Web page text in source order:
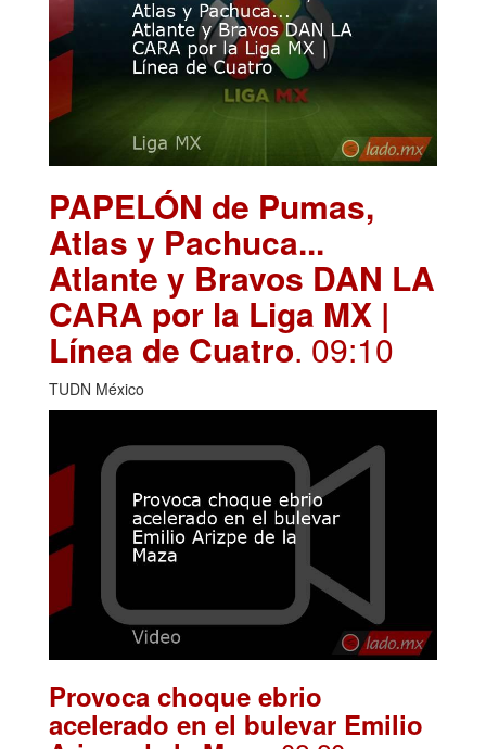
PAPELÓN de Pumas,
Atlas y Pachuca...
Atlante y Bravos DAN LA
CARA por la Liga MX |
Línea de Cuatro. 09:10
TUDN México
Provoca choque ebrio
acelerado en el bulevar Emilio